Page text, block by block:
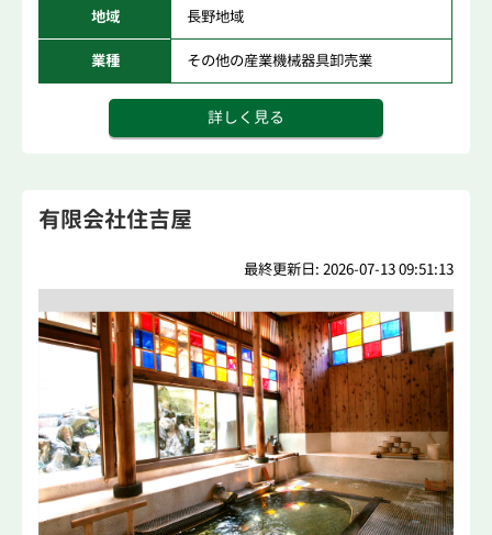
地域 長野地域
業種 その他の産業機械器具卸売業
詳しく見る
有限会社住吉屋
最終更新日: 2026-07-13 09:51:13